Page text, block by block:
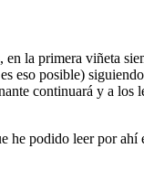
la primera viñeta
eso posible)
continuará y a los
podido leer por ahí